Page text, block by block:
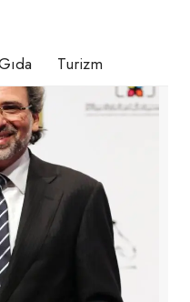
Turizm